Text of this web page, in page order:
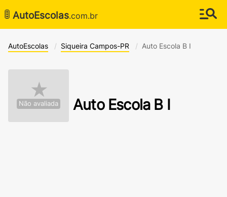
🚦 AutoEscolas.com.br
AutoEscolas Siqueira Campos-PR Auto Escola B I
★
Não avaliada Auto Escola B I